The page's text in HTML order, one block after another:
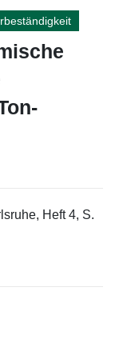
Heft 4, S.